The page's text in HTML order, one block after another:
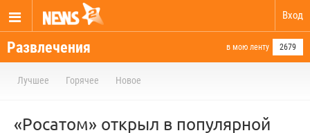
Вход
Развлечения в мою ленту 2679
Лучшее Горячее Новое
«Росатом» открыл в популярной